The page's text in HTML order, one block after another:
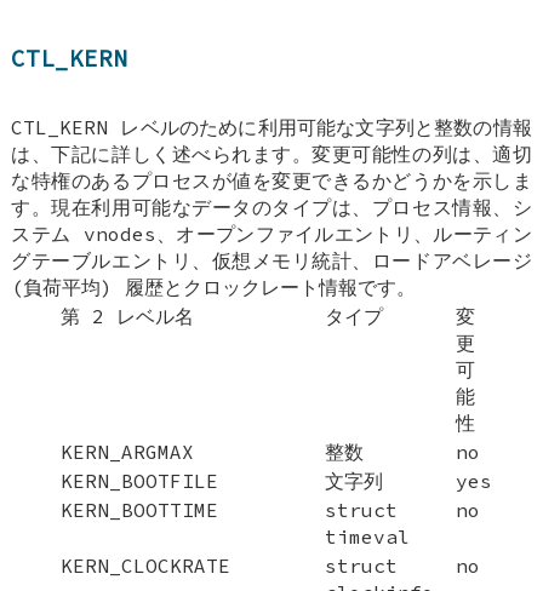
CTL_KERN
CTL_KERN レベルのために利用可能な文字列と整数の情報
は、下記に詳しく述べられます。変更可能性の列は、適切
な特権のあるプロセスが値を変更できるかどうかを示しま
す。現在利用可能なデータのタイプは、プロセス情報、シ
ステム vnodes、オープンファイルエントリ、ルーティン
グテーブルエントリ、仮想メモリ統計、ロードアベレージ
(負荷平均) 履歴とクロックレート情報です。
第 2 レベル名
タイプ
変
更
可
能
性
KERN_ARGMAX
整数
no
KERN_BOOTFILE
文字列
yes
KERN_BOOTTIME
struct
timeval
no
KERN_CLOCKRATE
struct
no